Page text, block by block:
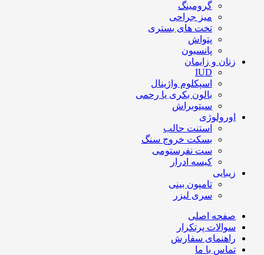
گرومینگ
میز جراحی
تخت های بستری
پتواش
پانسیون
زنان و زایمان
IUD
اسپکلوم واژینال
بالون بکری یا رحمی
سیتوبراش
اورولوژی
استنت حالب
بسکت خروج سنگ
ست نفرستومی
کیسه ادرار
زیبایی
تامپون بینی
سری لیزر
صفحه اصلی
سوالات پرتکرار
راهنمای سفارش
تماس با ما